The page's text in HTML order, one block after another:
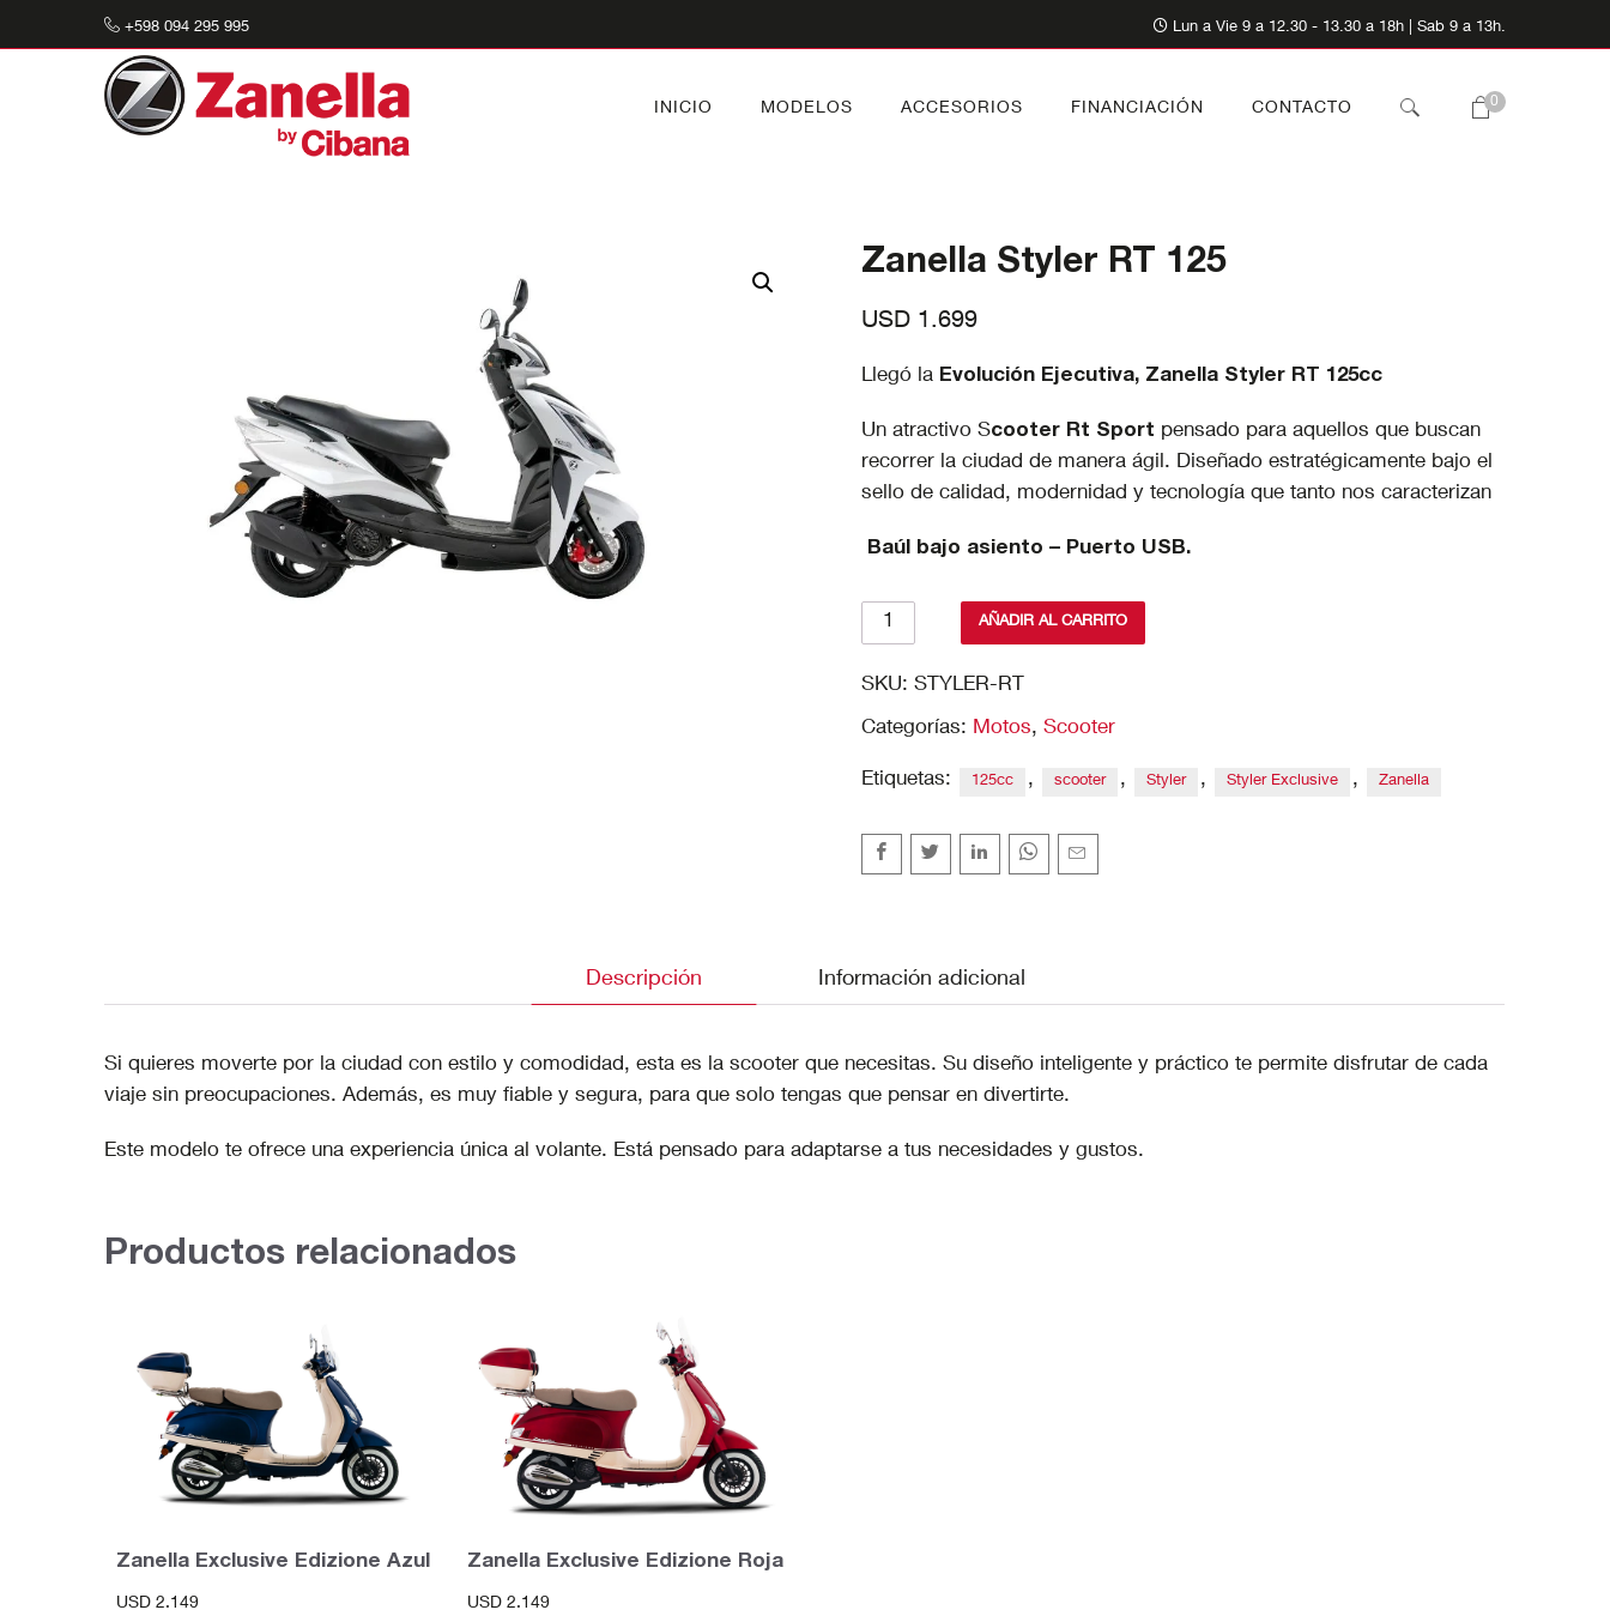
+598 094 295 995 Lun a Vie 9 a 12.30 - 13.30 a 18h | Sab 9 a 13h.
INICIO MODELOS ACCESORIOS FINANCIACIÓN CONTACTO 0
Zanella Styler RT 125
USD 1.699
Llegó la Evolución Ejecutiva, Zanella Styler RT 125cc
Un atractivo Scooter Rt Sport pensado para aquellos que buscan
recorrer la ciudad de manera ágil. Diseñado estratégicamente bajo el
sello de calidad, modernidad y tecnología que tanto nos caracterizan
Baúl bajo asiento – Puerto USB.
Zanella
Styler
RT
cantidad
AÑADIR AL CARRITO
SKU: STYLER-RT
Categorías: Motos, Scooter
Etiquetas: 125cc , scooter , Styler , Styler Exclusive , Zanella
Descripción Información adicional
Si quieres moverte por la ciudad con estilo y comodidad, esta es la scooter que necesitas. Su diseño inteligente y práctico te permite disfrutar de cada
viaje sin preocupaciones. Además, es muy fiable y segura, para que solo tengas que pensar en divertirte.
Este modelo te ofrece una experiencia única al volante. Está pensado para adaptarse a tus necesidades y gustos.
Productos relacionados
Zanella Exclusive Edizione Azul
USD2.149
Zanella Exclusive Edizione Roja
USD 2.149